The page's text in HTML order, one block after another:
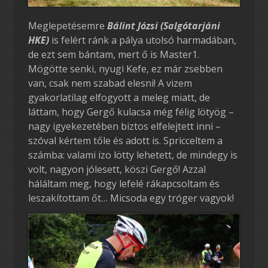
Meglepetésemre Bálint Józsi (Salgótarjáni
HKE)is felért ránk a pálya utolsó harmadában,
de ezt sem bántam, mert ő is Master1.
Mögötte senki, nyugi Kefe, ez már zsebben
van, csak nem szabad elesni! A vizem
gyakorlatilag elfogyott a meleg miatt, de
láttam, hogy Gergő kulacsa még félig lötyög –
nagy igyekezetében biztos elfelejtett inni –
szóval kértem tőle és adott is. Spricceltem a
számba: valami izo lötty lehetett, de mindegy is
volt, nagyon jólesett, köszi Gergő! Azzal
háláltam meg, hogy lefelé rákapcsoltam és
leszakítottam őt… Micsoda egy tróger vagyok!